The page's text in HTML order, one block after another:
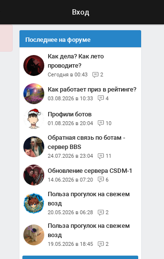
Вход
Последнее на форуме
Как дела? Как лето
проводите?
Сегодня в 00:43 2
Как работает приз в рейтинге?
03.08.2026 в 10:33 4
Профили ботов
01.08.2026 в 20:04 10
Обратная связь по ботам -
сервер BBS
24.07.2026 в 23:04 11
Обновление сервера CSDM-1
14.06.2026 в 07:20 6
Польза прогулок на свежем
возд
20.05.2026 в 06:28 2
Польза прогулок на свежем
возд
19.05.2026 в 18:45 2